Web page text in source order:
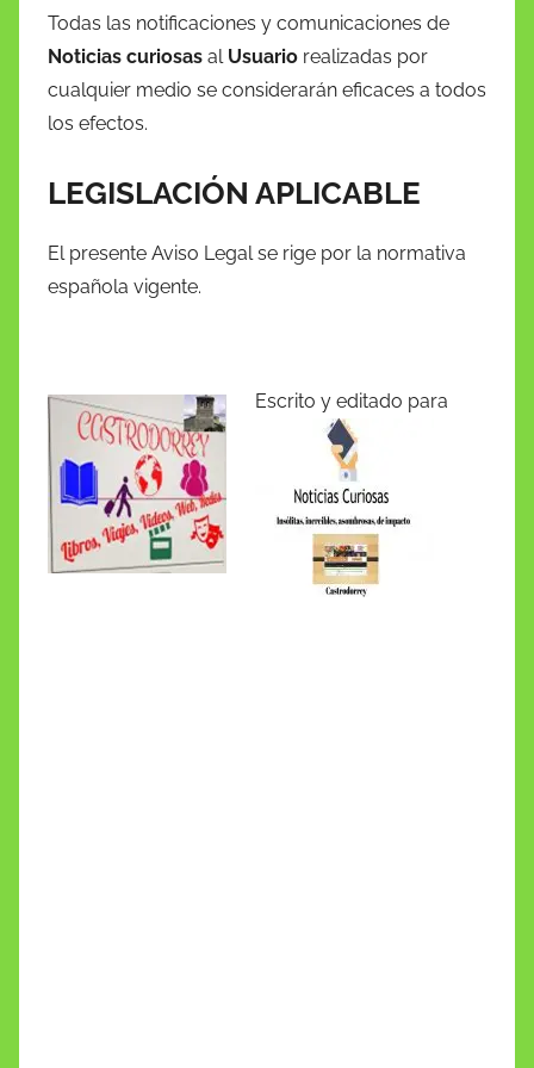
Todas las notificaciones y comunicaciones de
Noticias curiosas al Usuario realizadas por
cualquier medio se considerarán eficaces a todos
los efectos.
LEGISLACIÓN APLICABLE
El presente Aviso Legal se rige por la normativa
española vigente.
Escrito y editado para